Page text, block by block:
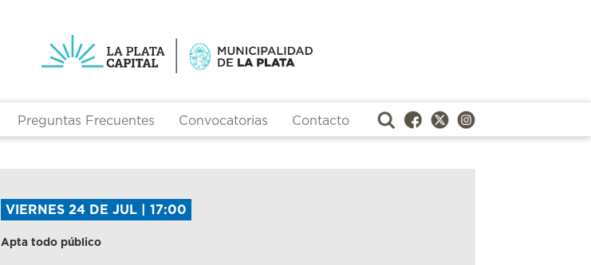
Preguntas Frecuentes Convocatorias Contacto
VIERNES 24 DE JUL | 17:00
Apta todo público